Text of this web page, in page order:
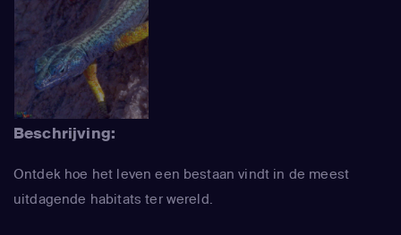
Beschrijving:
Ontdek hoe het leven een bestaan vindt in de meest
uitdagende habitats ter wereld.